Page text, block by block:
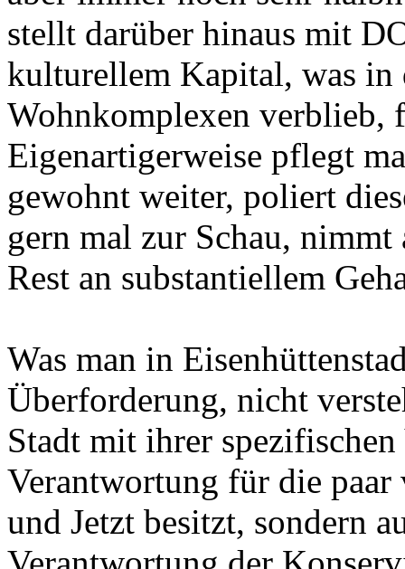
stellt darüber hinaus mit
kulturellem Kapital, was in
Wohnkomplexen verblieb,
Eigenartigerweise pflegt
gewohnt weiter, poliert
gern mal zur Schau,
Rest an substantiellem
Was man in
Überforderung, nicht
Stadt mit ihrer
Verantwortung für die
und Jetzt besitzt, sondern